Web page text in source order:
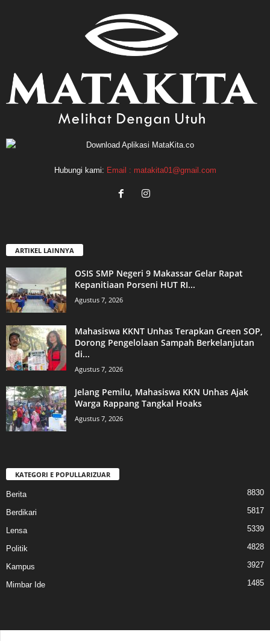
Hubungi kami: Email : matakita01@gmail.com
ARTIKEL LAINNYA
OSIS SMP Negeri 9 Makassar Gelar Rapat
Kepanitiaan Porseni HUT RI...
Agustus 7, 2026
Mahasiswa KKNT Unhas Terapkan Green SOP,
Dorong Pengelolaan Sampah Berkelanjutan
di...
Agustus 7, 2026
Jelang Pemilu, Mahasiswa KKN Unhas Ajak
Warga Rappang Tangkal Hoaks
Agustus 7, 2026
KATEGORI E POPULLARIZUAR
Berita 8830
Berdikari 5817
Lensa 5339
Politik 4828
Kampus 3927
Mimbar Ide 1485